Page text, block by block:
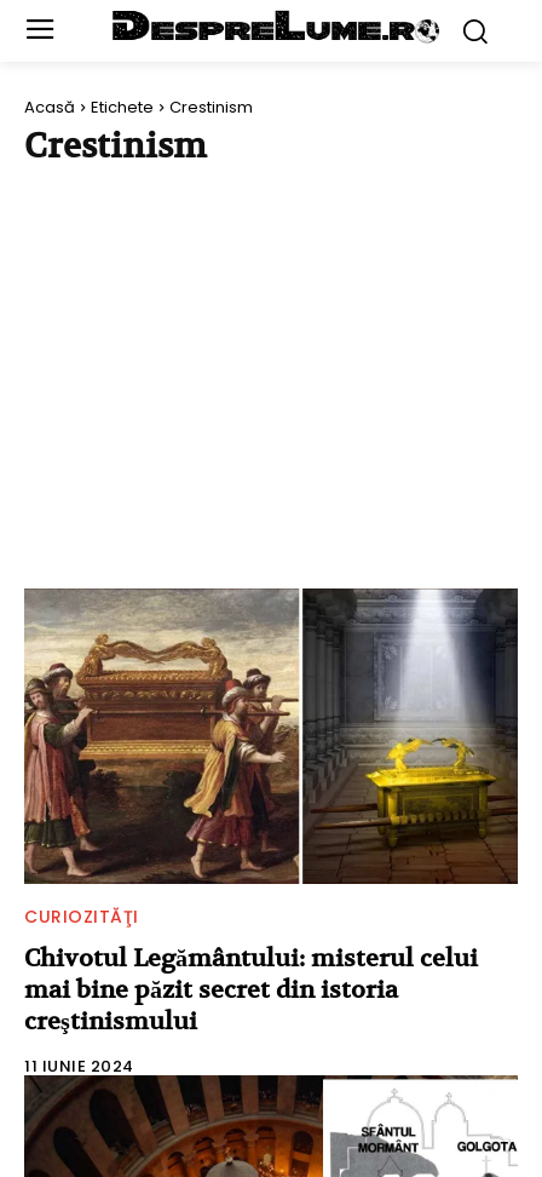
Acasă Etichete Crestinism
Crestinism
CURIOZITĂŢI
Chivotul Legământului: misterul celui
mai bine păzit secret din istoria
creştinismului
11 IUNIE 2024